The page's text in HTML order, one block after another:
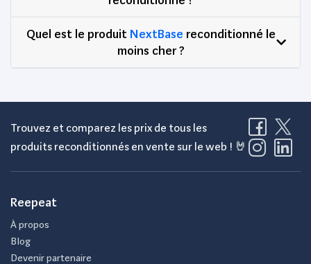
Quel est le produit NextBase reconditionné le
moins cher ?
Trouvez et comparez les prix de tous les
produits reconditionnés en vente sur le web ! 🤘
Reepeat
À propos
Blog
Devenir partenaire